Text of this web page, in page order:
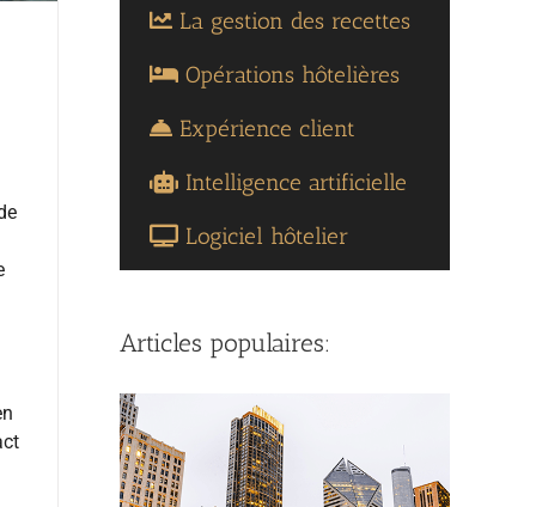
La gestion des recettes
Opérations hôtelières
Expérience client
Intelligence artificielle
Logiciel hôtelier
Articles populaires: